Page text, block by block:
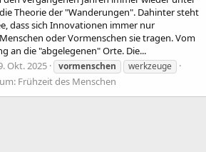
Theorie der "Wanderungen". Dahinter steht
dass sich Innovationen immer nur
oder Vormenschen sie tragen. Vom
an die "abgelegenen" Orte. Die...
Okt. 2025 vormenschen werkzeuge
Frühzeit des Menschen